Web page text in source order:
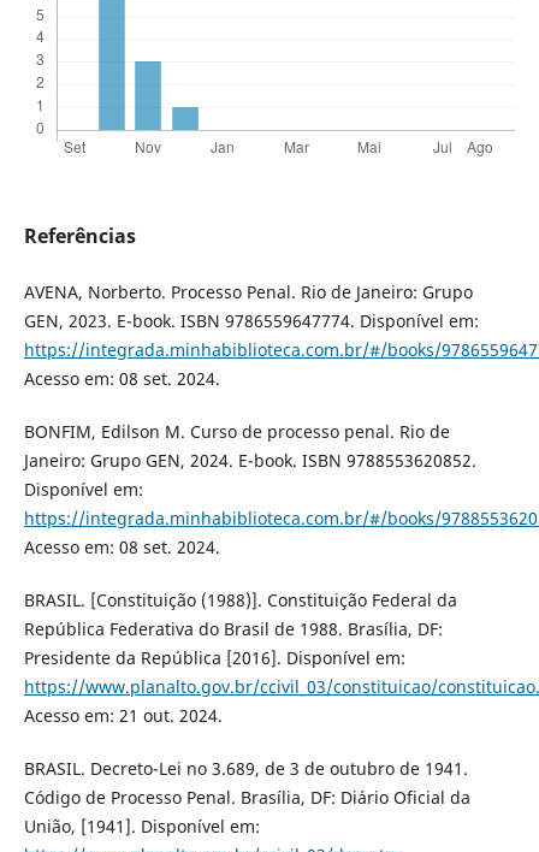
Referências
AVENA, Norberto. Processo Penal. Rio de Janeiro: Grupo
GEN, 2023. E-book. ISBN 9786559647774. Disponível em:
https://integrada.minhabiblioteca.com.br/#/books/
Acesso em: 08 set. 2024.
BONFIM, Edilson M. Curso de processo penal. Rio de
Janeiro: Grupo GEN, 2024. E-book. ISBN 9788553620852.
Disponível em:
https://integrada.minhabiblioteca.com.br/#/books/
Acesso em: 08 set. 2024.
BRASIL. [Constituição (1988)]. Constituição Federal da
República Federativa do Brasil de 1988. Brasília, DF:
Presidente da República [2016]. Disponível em:
https://www.planalto.gov.br/ccivil_03/constituicao/
Acesso em: 21 out. 2024.
BRASIL. Decreto-Lei no 3.689, de 3 de outubro de 1941.
Código de Processo Penal. Brasília, DF: Diário Oficial da
União, [1941]. Disponível em: